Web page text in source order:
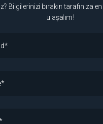
Bilgilerinizi bırakın tarafınıza
ulaşalım!